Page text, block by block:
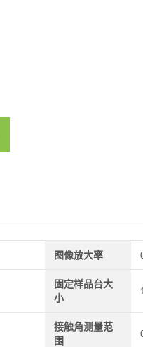
图像放大率
固定样品台大
小
接触角测量范
围